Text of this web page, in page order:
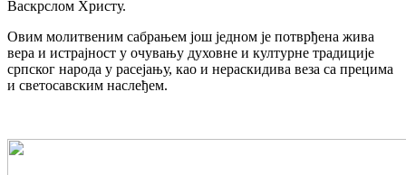
Васкрслом Христу.
Овим молитвеним сабрањем још једном је потврђена жива
вера и истрајност у очувању духовне и културне традиције
српског народа у расејању, као и нераскидива веза са прецима
и светосавским наслеђем.